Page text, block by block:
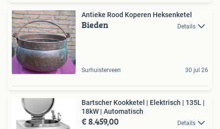
Antieke Rood Koperen Heksenketel
Bieden Details
Surhuisterveen 30 jul 26
Bartscher Kookketel | Elektrisch | 135L |
18kW | Automatisch
€ 8.459,00 Details